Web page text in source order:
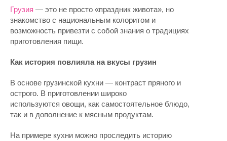
Грузия — это не просто «праздник живота», но
знакомство с национальным колоритом и
возможность привезти с собой знания о традициях
приготовления пищи.
Как история повлияла на вкусы грузин
В основе грузинской кухни — контраст пряного и
острого. В приготовлении широко
используются овощи, как самостоятельное блюдо,
так и в дополнение к мясным продуктам.
На примере кухни можно проследить историю